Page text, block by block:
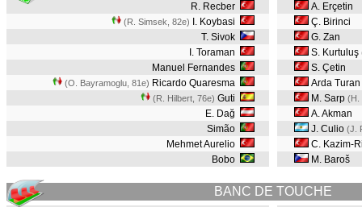
R. Recber
(R. Simsek, 82e)
I. Koybasi
T. Sivok
I. Toraman
Manuel Fernandes
(O. Bayramoglu, 81e) Ricardo Quaresma
(R. Hilbert, 76e) Guti
E. Dağ
Simão
Mehmet Aurelio
Bobo
A. Erçetin
Ç. Birinci
G. Zan
S. Kurtuluş
S. Çetin
Arda Turan
M. Sarp (H.
A. Akman
J. Culio (J.
C. Kazim-
M. Baroš
BANC DE TOUCHE